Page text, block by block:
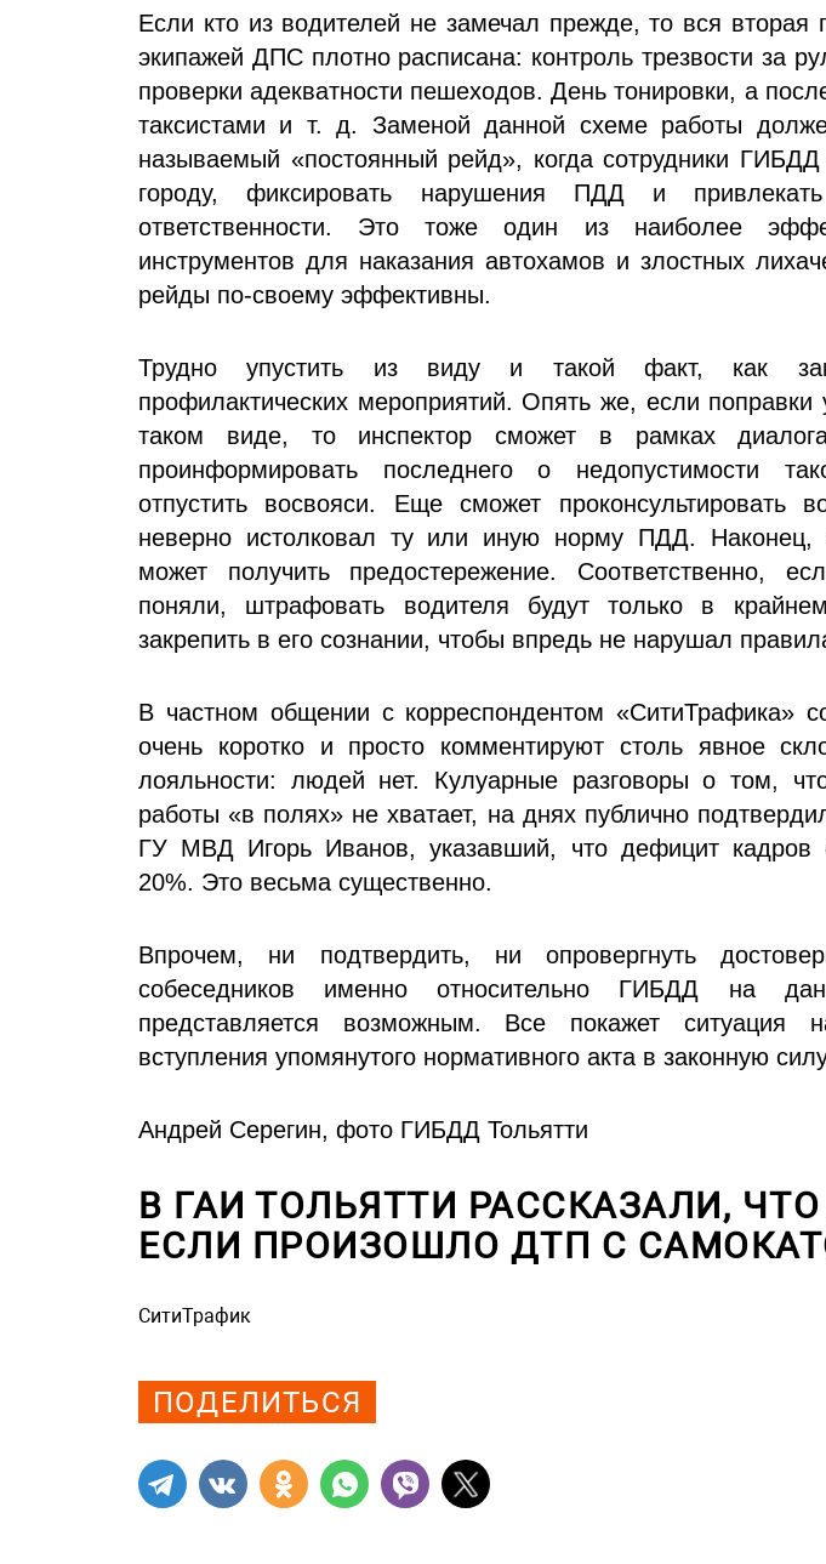
Если кто из водителей не замечал прежде, то вся вторая
экипажей ДПС плотно расписана: контроль трезвости за
проверки адекватности пешеходов. День тонировки, а
таксистами и т. д. Заменой данной схеме работы
называемый «постоянный рейд», когда сотрудники ГИБДД
городу, фиксировать нарушения ПДД и
ответственности. Это тоже один из наиболее
инструментов для наказания автохамов и злостных
рейды по-своему эффективны.
Трудно упустить из виду и такой факт, как
профилактических мероприятий. Опять же, если поправки
таком виде, то инспектор сможет в рамках
проинформировать последнего о недопустимости
отпустить восвояси. Еще сможет проконсультировать
неверно истолковал ту или иную норму ПДД. Наконец,
может получить предостережение. Соответственно,
поняли, штрафовать водителя будут только в
закрепить в его сознании, чтобы впредь не нарушал
В частном общении с корреспондентом «СитиТрафика»
очень коротко и просто комментируют столь явное
лояльности: людей нет. Кулуарные разговоры о том,
работы «в полях» не хватает, на днях публично
ГУ МВД Игорь Иванов, указавший, что дефицит кадров
20%. Это весьма существенно.
Впрочем, ни подтвердить, ни опровергнуть
собеседников именно относительно ГИБДД на
представляется возможным. Все покажет ситуация
вступления упомянутого нормативного акта в законную
Андрей Серегин, фото ГИБДД Тольятти
В ГАИ ТОЛЬЯТТИ РАССКАЗАЛИ,
ЕСЛИ ПРОИЗОШЛО ДТП С
СитиТрафик
ПОДЕЛИТЬСЯ